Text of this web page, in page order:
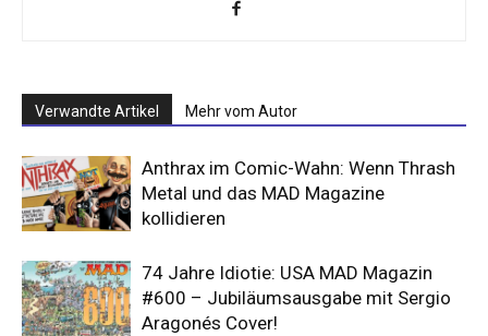
Verwandte Artikel Mehr vom Autor
Anthrax im Comic-Wahn: Wenn Thrash
Metal und das MAD Magazine
kollidieren
74 Jahre Idiotie: USA MAD Magazin
#600 – Jubiläumsausgabe mit Sergio
Aragonés Cover!